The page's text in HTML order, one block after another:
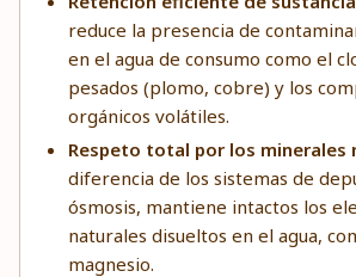
reduce la presencia de
en el agua de consumo como el
pesados (plomo, cobre) y los
orgánicos volátiles.
Respeto total por los minerales
diferencia de los sistemas de
ósmosis, mantiene intactos los
naturales disueltos en el agua,
magnesio.